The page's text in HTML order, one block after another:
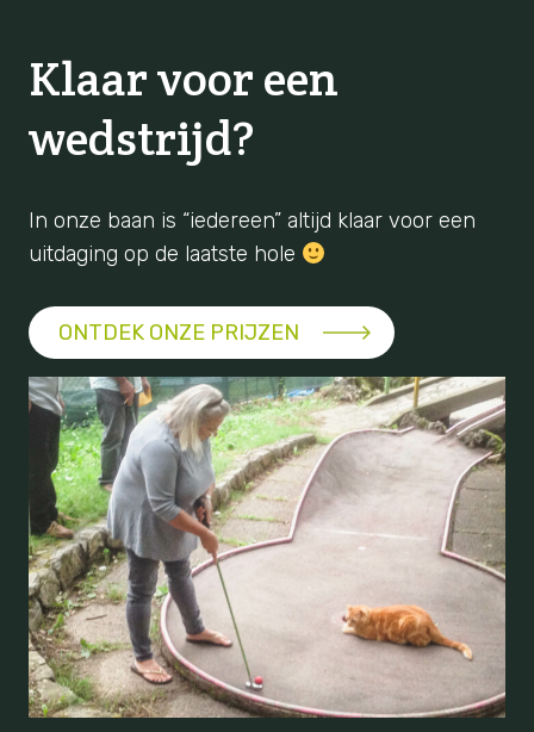
Klaar voor een
wedstrijd?
In onze baan is “iedereen” altijd klaar voor een
uitdaging op de laatste hole
ONTDEK ONZE PRIJZEN